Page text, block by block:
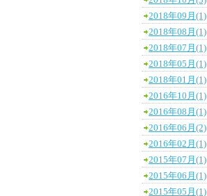
2018年09月(1)
2018年08月(1)
2018年07月(1)
2018年05月(1)
2018年01月(1)
2016年10月(1)
2016年08月(1)
2016年06月(2)
2016年02月(1)
2015年07月(1)
2015年06月(1)
2015年05月(1)